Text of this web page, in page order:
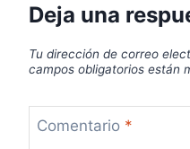
Deja una
Tu dirección de correo
campos obligatorios están
Comentario *